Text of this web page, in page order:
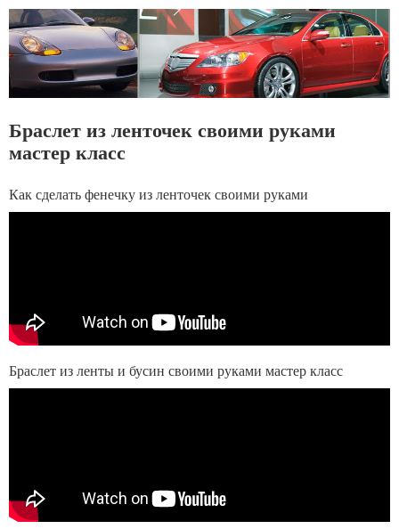
Браслет из ленточек своими руками
мастер класс
Как сделать фенечку из ленточек своими руками
Браслет из ленты и бусин своими руками мастер класс